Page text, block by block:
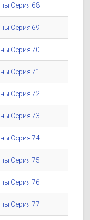
Серия 68
Серия 69
Серия 70
Серия 71
Серия 72
Серия 73
Серия 74
Серия 75
Серия 76
Серия 77